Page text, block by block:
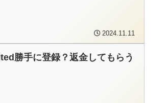
2024.11.11
勝手に登録？返金してもらう